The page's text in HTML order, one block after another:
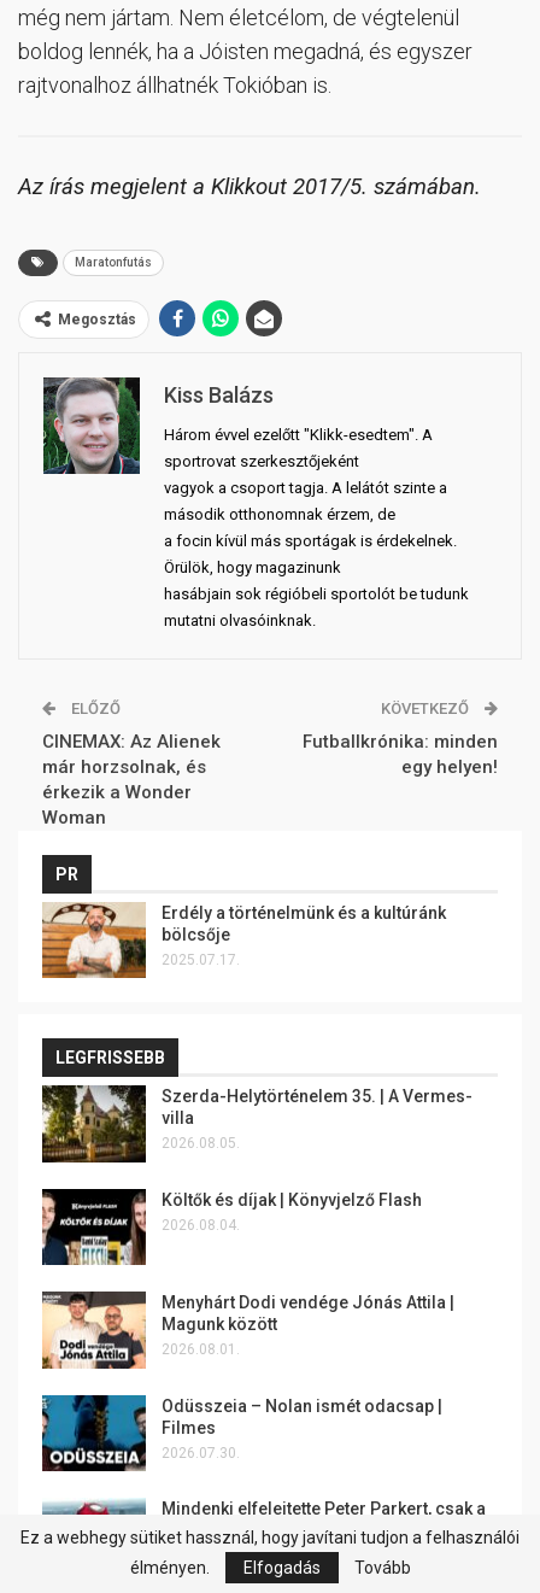
még nem jártam. Nem életcélom, de végtelenül
boldog lennék, ha a Jóisten megadná, és egyszer
rajtvonalhoz állhatnék Tokióban is.
Az írás megjelent a Klikkout 2017/5. számában.
Maratonfutás
Megosztás
Kiss Balázs
Három évvel ezelőtt "Klikk-esedtem". A
sportrovat szerkesztőjeként
vagyok a csoport tagja. A lelátót szinte a
második otthonomnak érzem, de
a focin kívül más sportágak is érdekelnek.
Örülök, hogy magazinunk
hasábjain sok régióbeli sportolót be tudunk
mutatni olvasóinknak.
ELŐZŐ
CINEMAX: Az Alienek
már horzsolnak, és
érkezik a Wonder
Woman
KÖVETKEZŐ
Futballkrónika: minden
egy helyen!
PR
Erdély a történelmünk és a kultúránk
bölcsője
2025.07.17.
LEGFRISSEBB
Szerda-Helytörténelem 35. | A Vermes-
villa
2026.08.05.
Költők és díjak | Könyvjelző Flash
2026.08.04.
Menyhárt Dodi vendége Jónás Attila |
Magunk között
2026.08.01.
Odüsszeia – Nolan ismét odacsap |
Filmes
2026.07.30.
Mindenki elfelejtette Peter Parkert, csak a
mozinézők nem |…
2026.07.29.
Ez a webhegy sütiket hassznál, hogy javítani tudjon a felhasználói
élményen.
Elfogadás Tovább